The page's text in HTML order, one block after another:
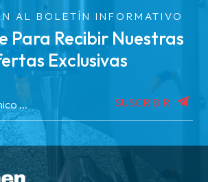
AL BOLETÍN INFORMATIVO
Para Recibir Nuestras
Exclusivas
SUSCRIBIR